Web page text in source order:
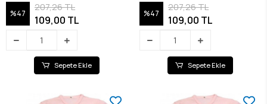
%47
207,26 TL
109,00 TL
Sepete Ekle
%47
207,26 TL
109,00 TL
Sepete Ekle